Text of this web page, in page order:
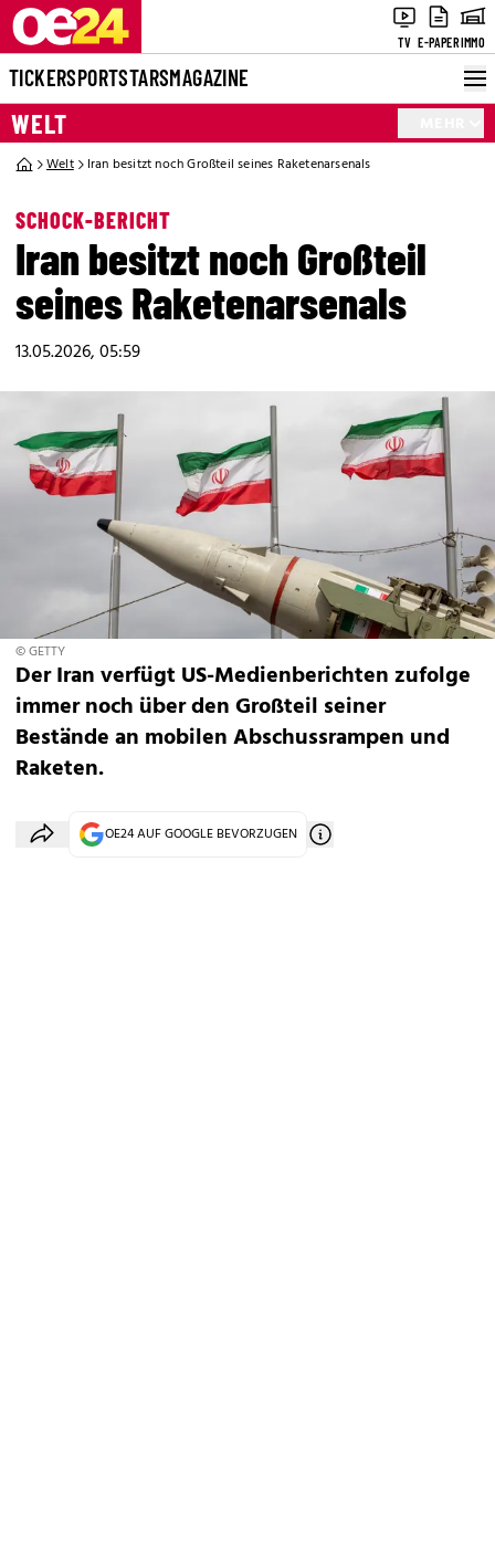
TV E-PAPERIMMO
TICKERSPORTSTARSMAGAZINE
WELT
Welt Iran besitzt noch Großteil seines Raketenarsenals
SCHOCK-BERICHT
Iran besitzt noch Großteil
seines Raketenarsenals
13.05.2026, 05:59
© GETTY
Der Iran verfügt US-Medienberichten zufolge
immer noch über den Großteil seiner
Bestände an mobilen Abschussrampen und
Raketen.
OE24 AUF GOOGLE BEVORZUGEN